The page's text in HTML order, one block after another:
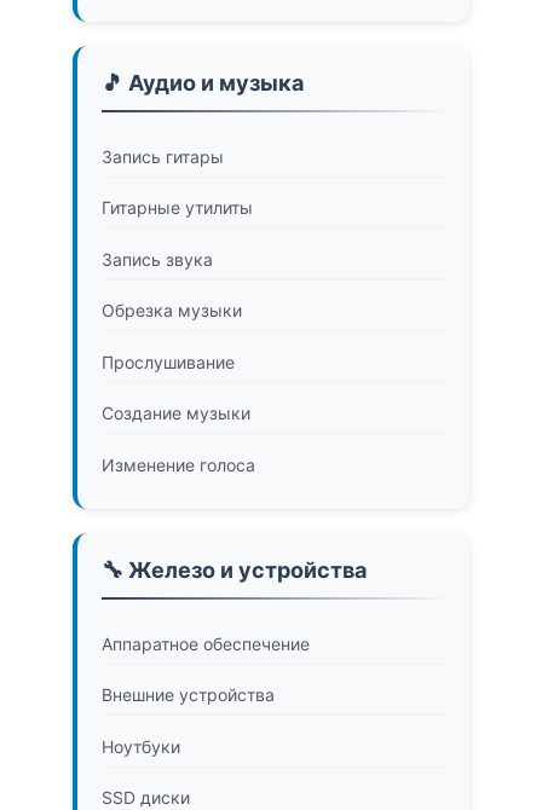
🎵 Аудио и музыка
Запись гитары
Гитарные утилиты
Запись звука
Обрезка музыки
Прослушивание
Создание музыки
Изменение голоса
🔧 Железо и устройства
Аппаратное обеспечение
Внешние устройства
Ноутбуки
SSD диски